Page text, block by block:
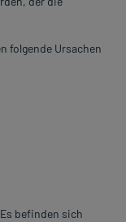
folgende Ursachen
befinden sich